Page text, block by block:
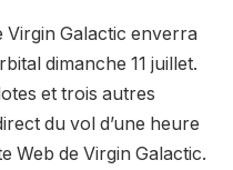
Galactic enverra
dimanche 11 juillet.
et trois autres
du vol d’une heure
Web de Virgin Galactic.